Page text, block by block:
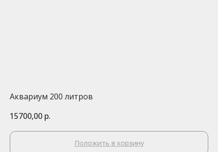
Аквариум 200 литров
15700,00 р.
Положить в корзину